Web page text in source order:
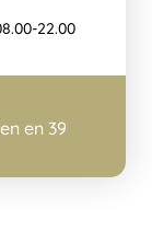
22.00
en 39